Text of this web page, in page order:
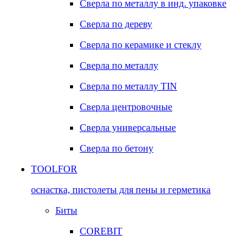
Сверла по металлу в инд. упаковке
Сверла по дереву
Сверла по керамике и стеклу
Сверла по металлу
Сверла по металлу TIN
Сверла центровочные
Сверла универсальные
Сверла по бетону
TOOLFOR
оснастка, пистолеты для пены и герметика
Биты
COREBIT